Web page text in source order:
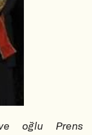
oğlu Prens